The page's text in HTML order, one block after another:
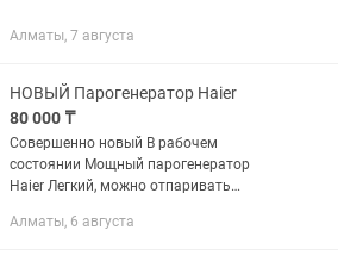
Алматы, 7 августа
НОВЫЙ Парогенератор Haier
80 000 ₸
Совершенно новый В рабочем
состоянии Мощный парогенератор
Haier Легкий, можно отпаривать
отключение через 10 минут Съемный
Алматы, 6 августа